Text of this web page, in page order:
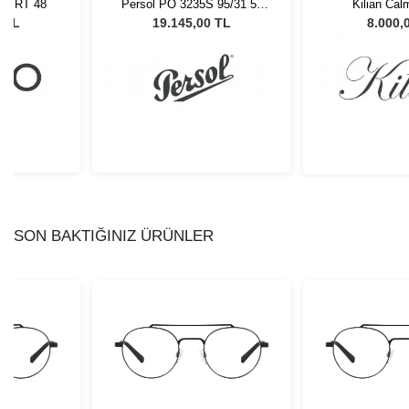
31 55
TL
Kilian Calma C2 53
8.000,00 TL
Franco Vital
0,00
SON BAKTIĞINIZ ÜRÜNLER